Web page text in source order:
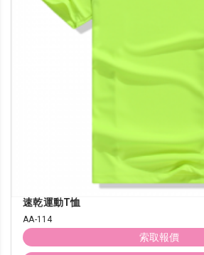
速乾運動T恤
AA-114
索取報價